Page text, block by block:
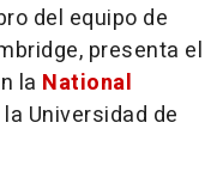
del equipo de
presenta el
la National
la Universidad de